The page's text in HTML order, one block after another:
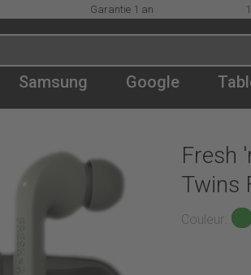
Garantie 1 an
Samsung Google
Fresh
Twins
Couleur